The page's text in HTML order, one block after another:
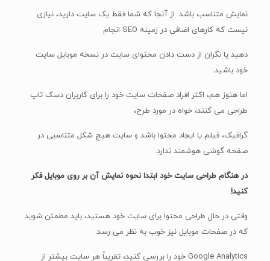
نمایش متناسب باشد. از آنجا که شما فقط یک سایت دارید، نیازی
نیست که کارهای اضافی در زمینه SEO انجام
دهید یا نگران از دست دادن محتوای سایت در نسخه موبایل سایت
خود باشید.
اما هنوز هم، اکثر افراد صفحات سایت خود را برای کاربران دسک تاپ
طراحی می کنند، خواه در مورد طرح،
گرافیک، فیلم یا ایجاد محتوا باشد و سایت هیچ شکل متناسبی در
صفحه گوشی هوشمند ندارد.
در هنگام طراحی سایت خود ابتدا نحوه نمایش آن بر روی موبایل فکر
کنید!
وقتی در حال طراحی محتوا برای سایت خود هستید، باید مطمئن شوید
که در صفحات موبایل نیز خوب به نظر می رسد.
Google Analytics خود را بررسی کنید، تقریباً هر سایت بیشتر از